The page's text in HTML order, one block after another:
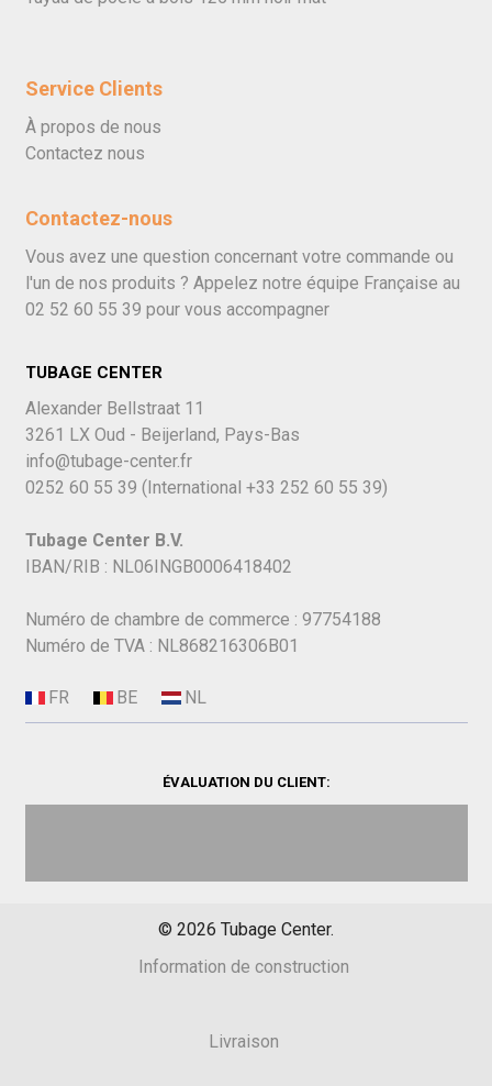
Service Clients
À propos de nous
Contactez nous
Contactez-nous
Vous avez une question concernant votre commande ou
l'un de nos produits ? Appelez notre équipe Française au
02 52 60 55 39 pour vous accompagner
TUBAGE CENTER
Alexander Bellstraat 11
3261 LX Oud - Beijerland, Pays-Bas
info@tubage-center.fr
0252 60 55 39 (International +33 252 60 55 39)
Tubage Center B.V.
IBAN/RIB : NL06INGB0006418402
Numéro de chambre de commerce : 97754188
Numéro de TVA : NL868216306B01
ÉVALUATION DU CLIENT:
© 2026 Tubage Center.
Information de construction
Livraison